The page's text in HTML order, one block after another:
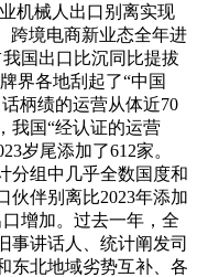
机械人出口别离实现
跨境电商新业态全年进
国出口比沉同比提拔
界各地刮起了“中国
柄绩的运营从体近70
我国“经认证的运营
岁尾添加了612家。
分组中几乎全数国度和
伙伴别离比2023年添加
增加。过去一年，全
事讲话人、统计阐发司
东北地域劣势互补、各